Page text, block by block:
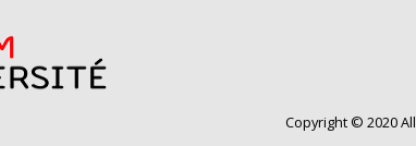
Copyright © 2020